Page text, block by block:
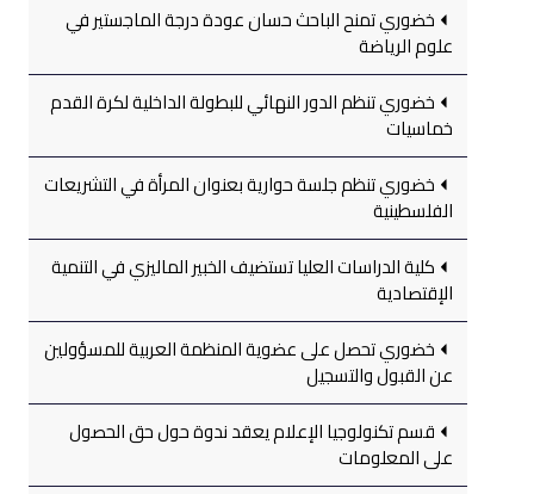
خضوري تمنح الباحث حسان عودة درجة الماجستير في
علوم الرياضة
خضوري تنظم الدور النهائي للبطولة الداخلية لكرة القدم
خماسيات
خضوري تنظم جلسة حوارية بعنوان المرأة في التشريعات
الفلسطينية
كلية الدراسات العليا تستضيف الخبير الماليزي في التنمية
الإقتصادية
خضوري تحصل على عضوية المنظمة العربية للمسؤولين
عن القبول والتسجيل
قسم تكنولوجيا الإعلام يعقد ندوة حول حق الحصول
على المعلومات